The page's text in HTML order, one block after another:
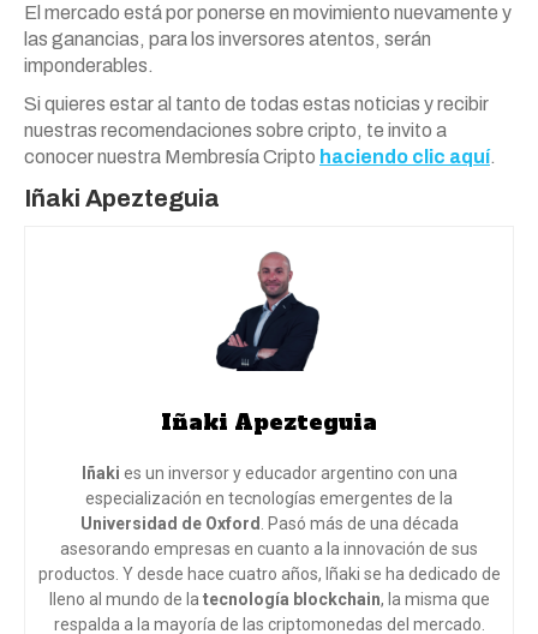
El mercado está por ponerse en movimiento nuevamente y
las ganancias, para los inversores atentos, serán
imponderables.
Si quieres estar al tanto de todas estas noticias y recibir
nuestras recomendaciones sobre cripto, te invito a
conocer nuestra Membresía Cripto haciendo clic aquí.
Iñaki Apezteguia
Iñaki Apezteguia
Iñaki es un inversor y educador argentino con una
especialización en tecnologías emergentes de la
Universidad de Oxford
. Pasó más de una década
asesorando empresas en cuanto a la innovación de sus
productos. Y desde hace cuatro años, Iñaki se ha dedicado de
lleno al mundo de la tecnología blockchain, la misma que
respalda a la mayoría de las criptomonedas del mercado.